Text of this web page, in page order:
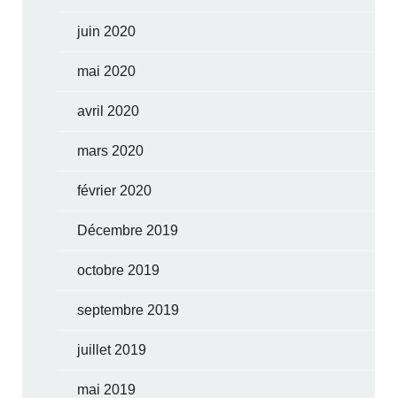
juin 2020
mai 2020
avril 2020
mars 2020
février 2020
Décembre 2019
octobre 2019
septembre 2019
juillet 2019
mai 2019